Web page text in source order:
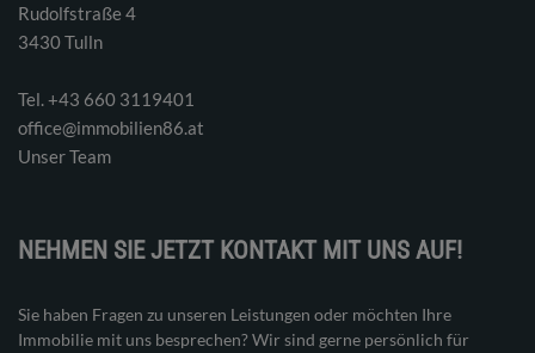
Rudolfstraße 4
3430 Tulln
Tel. ‭+43 660 3119401‬
office@immobilien86.at
Unser Team
NEHMEN SIE JETZT KONTAKT MIT UNS AUF!
Sie haben Fragen zu unseren Leistungen oder möchten Ihre
Immobilie mit uns besprechen? Wir sind gerne persönlich für